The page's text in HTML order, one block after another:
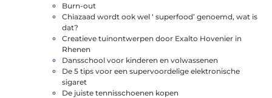
Burn-out
Chiazaad wordt ook wel ‘ superfood’ genoemd, wat is
dat?
Creatieve tuinontwerpen door Exalto Hovenier in
Rhenen
Dansschool voor kinderen en volwassenen
De 5 tips voor een supervoordelige elektronische
sigaret
De juiste tennisschoenen kopen